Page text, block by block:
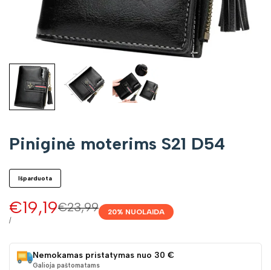
Piniginė moterims S21 D54
Išparduota
Įprasta
€23,99
Pardavimo
kaina
€19,19
VIENETO
/
20% NUOLAIDA
Nemokamas pristatymas nuo 30 €
Galioja paštomatams